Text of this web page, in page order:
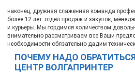
наконец, дружная слаженная команда
более 12 лет: отдел продаж и закупок,
и курьеры. Мы гордимся количеством
внимательно рассматриваем все Ваши
необходимости обязательно дадим
ПОЧЕМУ НАДО
ЦЕНТР ВОЛГАПРИНТЕР